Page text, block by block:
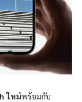
ใหม่พร้อมกับ